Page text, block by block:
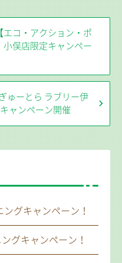
エコ・アクション・ポ
小俣店限定キャンペー
ゅーとら ラブリー伊
ャンペーン開催
グキャンペーン！
グキャンペーン！